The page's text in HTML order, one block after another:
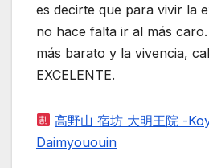
es decirte que para vivir la
no hace falta ir al más
más barato y la vivencia,
EXCELENTE.
高野山 宿坊 大明王院 -
Daimyououin